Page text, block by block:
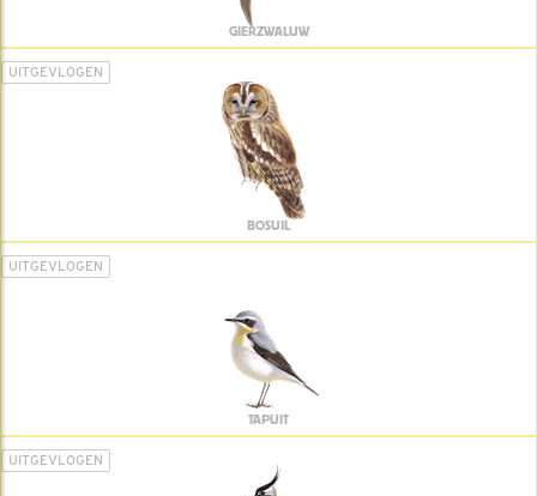
GIERZWALUW
UITGEVLOGEN
BOSUIL
UITGEVLOGEN
TAPUIT
UITGEVLOGEN